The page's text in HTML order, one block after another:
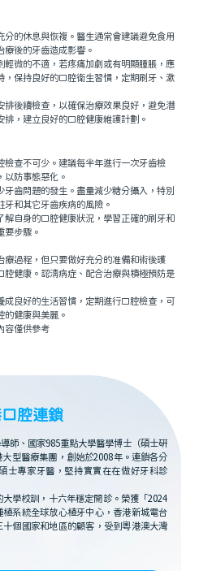
的休息與恢複。醫生通常會建議避免食用
療後的牙齒造成影響。
微的不適，若疼痛加劇或有明顯腫脹，應
，保持良好的口腔衛生習慣，定期刷牙、漱
後續檢查，以確保治療效果良好，避免潛
，建立良好的口腔健康維護計劃。
查不可少。建議每半年進行一次牙齒檢
以防事態惡化。
齒問題的發生。盡量減少糖分攝入，特別
和其它牙齒疾病的風險。
自身的口腔健康狀況，學習正確的刷牙和
要步驟。
過程，但只要做好充分的准備和術後護
健康。認清病症、配合治療與積極預防是
良好的生活習慣，定期進行口腔檢查，可
的健康與美麗。
僅供參考
腔連鎖
師、國家985重點大學醫學博士（碩士研
型醫療集團，創始於2008年。連鎖各分
士專家牙醫，堅持實實在在做好牙科診
學校訓，十六年穩定開診。榮獲「2024
系統全球放心植牙中心，香港新城電台
個國家和地區的顧客，受到粵港澳大灣